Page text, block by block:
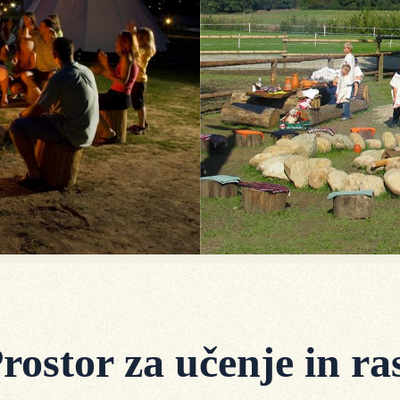
za učenje in